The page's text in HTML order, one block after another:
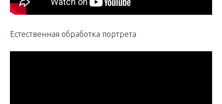
Естественная обработка портрета